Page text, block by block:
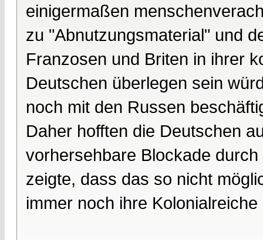
einigermaßen
zu "Abnutzungsmaterial" und
Franzosen und Briten in ihrer
Deutschen überlegen sein
noch mit den Russen
Daher hofften die Deutschen
vorhersehbare Blockade
zeigte, dass das so nicht
immer noch ihre